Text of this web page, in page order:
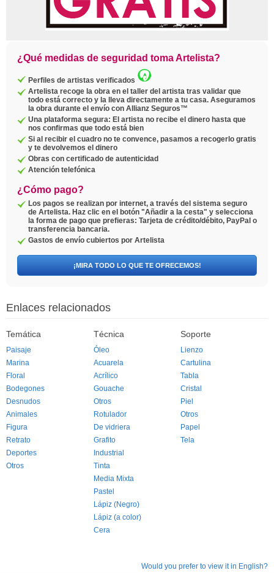
¿Qué medidas de seguridad toma Artelista?
Perfiles de artistas verificados
Artelista recoge la obra en el taller del artista tras validar que
todo está correcto y la lleva directamente a tu casa. Aseguramos
la obra durante el envío con Allianz Seguros™
Una plataforma segura: El artista no recibe el dinero hasta que
nos confirmas que todo está bien
Si al recibir el cuadro no te convence, pasamos a recogerlo gratis
y te devolvemos el dinero
Obras con certificado de autenticidad
Atención telefónica
¿Cómo pago?
Los pagos se realizan por internet, a través del sistema seguro
de Artelista. Haz clic en el botón "Añadir a la cesta" y selecciona
la forma de pago que prefieras: Tarjeta de crédito/débito, PayPal o
transferencia bancaria.
Gastos de envío cubiertos por Artelista
¡MIRA TODO LO QUE TE OFRECEMOS!
Enlaces relacionados
Temática
Paisaje
Marina
Floral
Bodegones
Desnudos
Animales
Figura
Retrato
Deportes
Otros
Técnica
Óleo
Acuarela
Acrílico
Gouache
Otros
Rotulador
De vidriera
Grafito
Industrial
Tinta
Media Mixta
Pastel
Lápiz (Negro)
Lápiz (a color)
Cera
Soporte
Lienzo
Cartulina
Tabla
Cristal
Piel
Otros
Papel
Tela
Would you prefer to view it in English?